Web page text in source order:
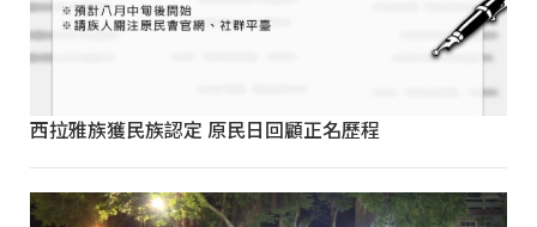
西拉雅族獲民族認定 原民日回顧正名歷程